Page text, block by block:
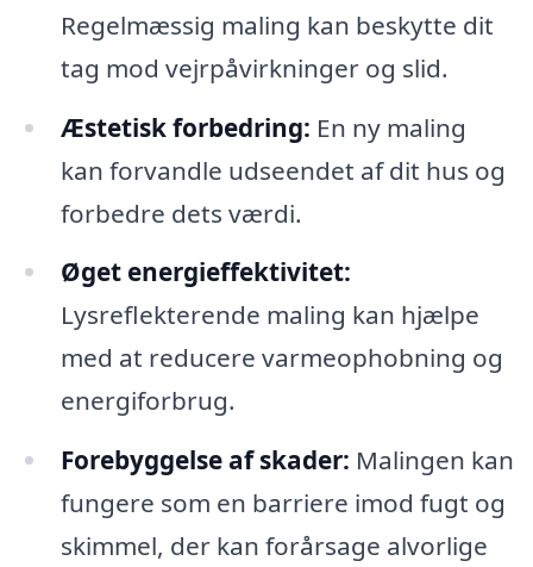
Regelmæssig maling kan beskytte dit
tag mod vejrpåvirkninger og slid.
Æstetisk forbedring: En ny maling
kan forvandle udseendet af dit hus og
forbedre dets værdi.
Øget energieffektivitet:
Lysreflekterende maling kan hjælpe
med at reducere varmeophobning og
energiforbrug.
Forebyggelse af skader: Malingen kan
fungere som en barriere imod fugt og
skimmel, der kan forårsage alvorlige